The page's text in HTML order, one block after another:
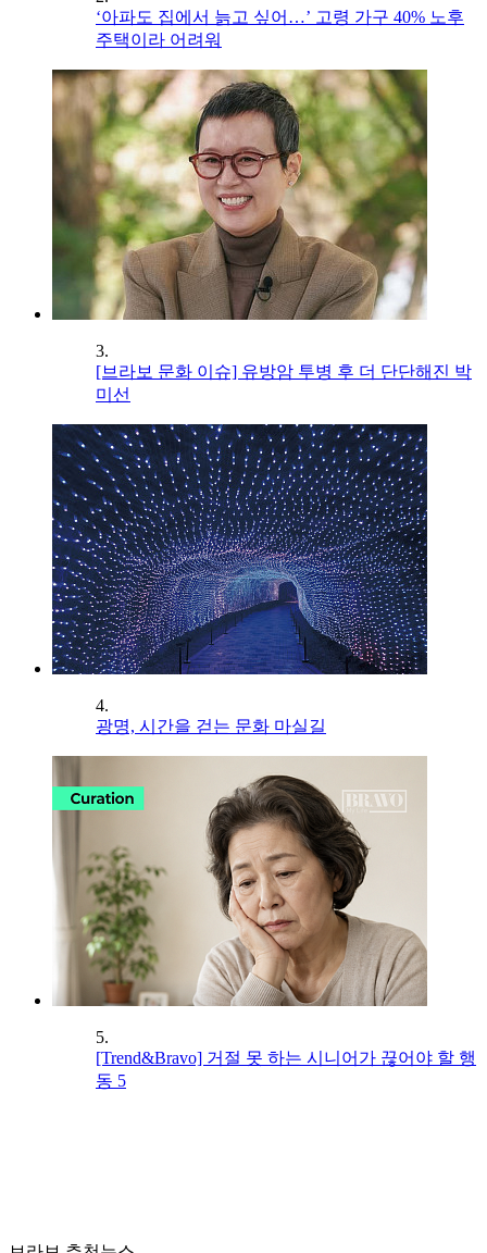
‘아파도 집에서 늙고 싶어…’ 고령 가구 40% 노후
주택이라 어려워
3.
[브라보 문화 이슈] 유방암 투병 후 더 단단해진 박
미선
4.
광명, 시간을 걷는 문화 마실길
5.
[Trend&Bravo] 거절 못 하는 시니어가 끊어야 할 행
동 5